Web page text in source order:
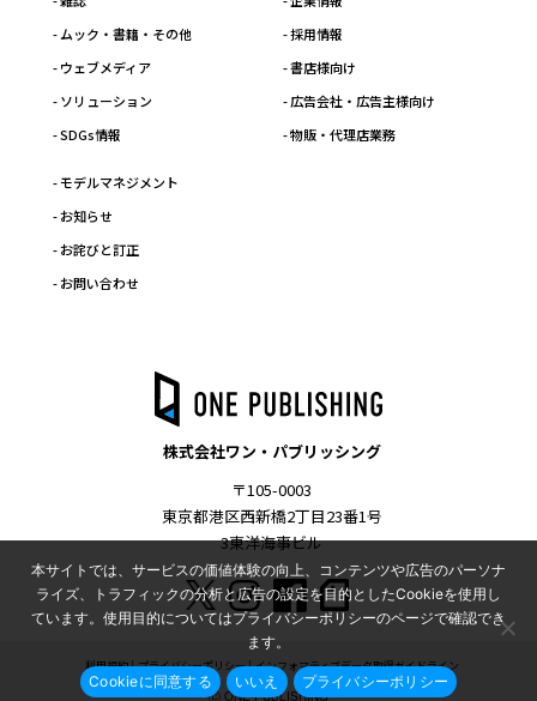
- ムック・書籍・その他
- ウェブメディア
- ソリューション
- SDGs情報
- 採用情報
- 書店様向け
- 広告会社・広告主様向け
- 物販・代理店業務
- モデルマネジメント
- お知らせ
- お詫びと訂正
- お問い合わせ
株式会社ワン・パブリッシング
〒105-0003
東京都港区西新橋2丁目23番1号
3東洋海事ビル
利用規約 プライバシーポリシー インフォマティブデータ取得ガイドライン
Ⓒ ONE PUBLISHING
本サイトでは、サービスの価値体験の向上、コンテンツや広告のパーソナ
ライズ、トラフィックの分析と広告の設定を目的としたCookieを使用し
ています。使用目的についてはプライバシーポリシーのページで確認でき
ます。
Cookieに同意する いいえ プライバシーポリシー